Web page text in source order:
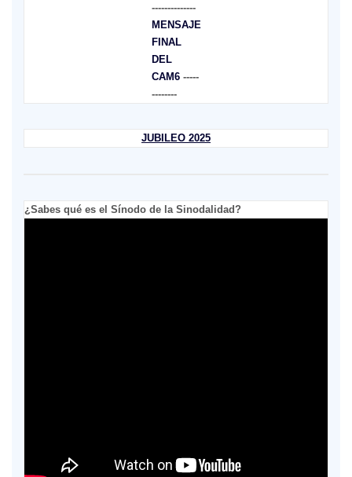
--------------
MENSAJE
FINAL
DEL
CAM6-----
--------
JUBILEO 2025
¿Sabes qué es el Sínodo de la Sinodalidad?